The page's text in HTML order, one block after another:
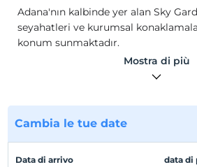
Adana'nın kalbinde yer alan Sky
seyahatleri ve kurumsal
konum sunmaktadır.
Muhteşem Adana manzarasına ev
modern lüksü temsil eden Sky
ve konforlu yaşam alanı ile baştan
sunan Sky Garden Suites, sizi
davet ediyor.
Mostra di più
Cambia le tue date
Data di arrivo data di